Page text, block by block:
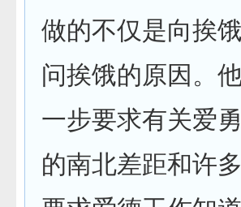
做的不仅是向挨
问挨饿的原因。
一步要求有关爱
的南北差距和许